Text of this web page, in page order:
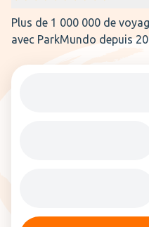
Plus de 1 000 000 de
avec ParkMundo depuis